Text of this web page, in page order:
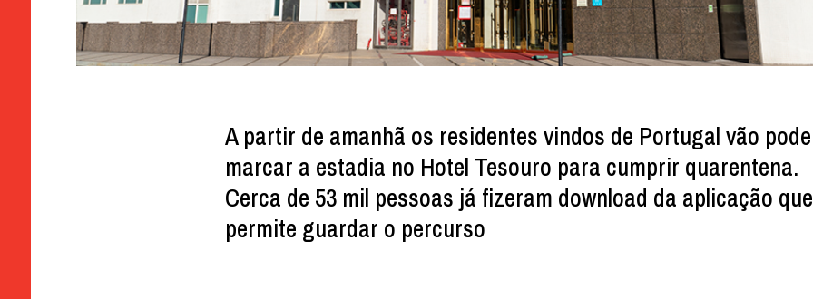
A partir de amanhã os residentes vindos de Portugal vão
marcar a estadia no Hotel Tesouro para cumprir quarentena.
Cerca de 53 mil pessoas já fizeram download da aplicação que
permite guardar o percurso